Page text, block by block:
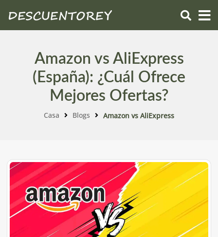
Amazon vs AliExpress
(España): ¿Cuál Ofrece
Mejores Ofertas?
Casa Blogs Amazon vs AliExpress